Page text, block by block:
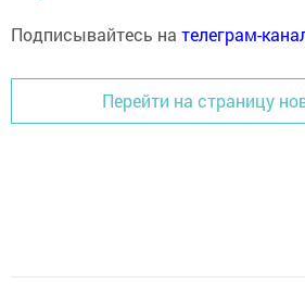
Подписывайтесь на телеграм-
Перейти на страницу